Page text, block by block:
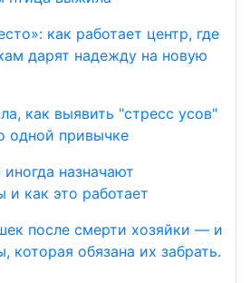
как работает центр, где
дарят надежду на новую
как выявить "стресс усов"
одной привычке
назначают
и как это работает
после смерти хозяйки — и
которая обязана их забрать.